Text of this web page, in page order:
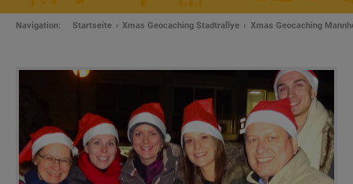
Navigation: Startseite Xmas Geocaching Stadtrallye Xmas Geocaching